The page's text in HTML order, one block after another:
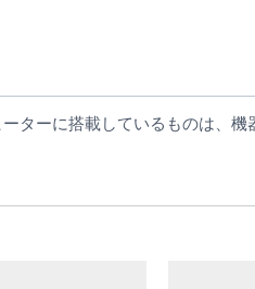
ターに搭載しているものは、